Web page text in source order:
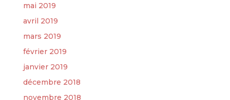
mai 2019
avril 2019
mars 2019
février 2019
janvier 2019
décembre 2018
novembre 2018